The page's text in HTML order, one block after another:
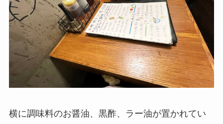
横に調味料のお醤油、黒酢、ラー油が置かれてい